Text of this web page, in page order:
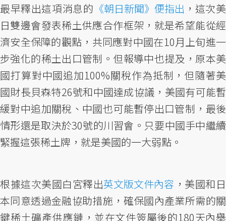
最早釋出這項消息的 《朝日新聞》便指出 ，這次美
日雙邊會發表稀土供應合作框架，就是希望能從經
濟安全保障的觀點，共同應對中國在10月上旬進一
步強化的稀土出口管制。但報導中也提及，原本美
國打算對中國追加100%關稅作為抵制，但隨著美
國財長貝森特26號和中國達成協議，美國有可能暫
緩對中追加關稅、中國也可能暫停出口管制，最後
情形還是取決於30號的川習會。只要中國手中繼續
緊握這張稀土牌，就是美國的一大弱點。
根據這次美國白宮釋出英文版文件內容 ，美國和日
本同意透過金融協助措施，確保國內產業所需的關
鍵稀土礦產供應鏈，並在文件簽屬後的180天內舉